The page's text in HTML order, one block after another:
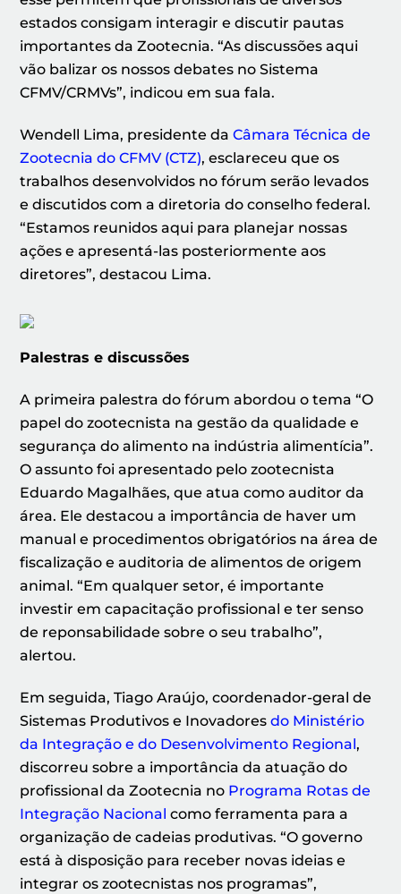
estados consigam interagir e discutir pautas
importantes da Zootecnia. “As discussões aqui
vão balizar os nossos debates no Sistema
CFMV/CRMVs”, indicou em sua fala.
Wendell Lima, presidente daCâmara Técnica de
Zootecnia do CFMV (CTZ), esclareceu que os
trabalhos desenvolvidos no fórum serão levados
e discutidos com a diretoria do conselho federal.
“Estamos reunidos aqui para planejar nossas
ações e apresentá-las posteriormente aos
diretores”, destacou Lima.
Palestras e discussões
A primeira palestra do fórum abordou o tema “O
papel do zootecnista na gestão da qualidade e
segurança do alimento na indústria alimentícia”.
O assunto foi apresentado pelo zootecnista
Eduardo Magalhães, que atua como auditor da
área. Ele destacou a importância de haver um
manual e procedimentos obrigatórios na área de
fiscalização e auditoria de alimentos de origem
animal. “Em qualquer setor, é importante
investir em capacitação profissional e ter senso
de reponsabilidade sobre o seu trabalho”,
alertou.
Em seguida, Tiago Araújo, coordenador-geral de
Sistemas Produtivos e Inovadoresdo Ministério
da Integração e do Desenvolvimento Regional,
discorreu sobre a importância da atuação do
profissional da Zootecnia no Programa Rotas de
Integração Nacional como ferramenta para a
organização de cadeias produtivas. “O governo
está à disposição para receber novas ideias e
integrar os zootecnistas nos programas”,